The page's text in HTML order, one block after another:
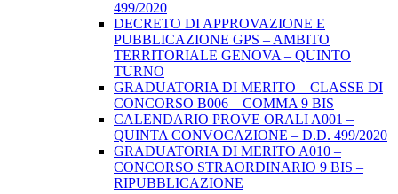
499/2020
DECRETO DI APPROVAZIONE E
PUBBLICAZIONE GPS – AMBITO
TERRITORIALE GENOVA – QUINTO
TURNO
GRADUATORIA DI MERITO – CLASSE DI
CONCORSO B006 – COMMA 9 BIS
CALENDARIO PROVE ORALI A001 –
QUINTA CONVOCAZIONE – D.D. 499/2020
GRADUATORIA DI MERITO A010 –
CONCORSO STRAORDINARIO 9 BIS –
RIPUBBLICAZIONE